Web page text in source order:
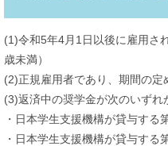
(1)令和5年4月1日以後に雇用さ
歳未満）
(2)正規雇用者であり、期間の定
(3)返済中の奨学金が次のいずれ
・日本学生支援機構が貸与する
・日本学生支援機構が貸与する